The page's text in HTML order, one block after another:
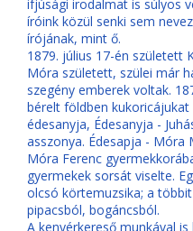
ifjúsági irodalmat is súlyos
íróink közül senki sem
írójának, mint ő.
1879. július 17-én született
Móra született, szülei már
szegény emberek voltak.
bérelt földben
édesanyja, Édesanyja -
asszonya. Édesapja -
Móra Ferenc
gyermekek sorsát viselte.
olcsó körtemuzsika; a
pipacsból, bogáncsból.
A kenyérkereső munkával